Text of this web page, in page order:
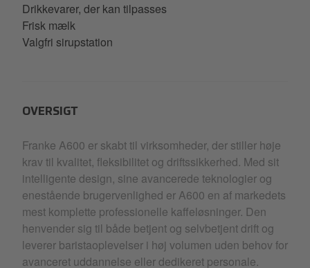
Drikkevarer, der kan tilpasses
Frisk mælk
Valgfri sirupstation
OVERSIGT
Franke A600 er skabt til virksomheder, der stiller høje
krav til kvalitet, fleksibilitet og driftssikkerhed. Med sit
intelligente design, sine avancerede teknologier og
enestående brugervenlighed er A600 en af markedets
mest komplette professionelle kaffeløsninger. Den
henvender sig til både betjent og selvbetjent drift og
leverer baristaoplevelser i høj volumen uden behov for
avanceret uddannelse eller dedikeret personale.